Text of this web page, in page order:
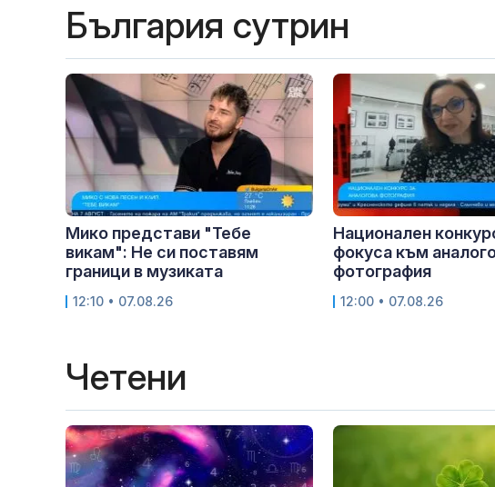
България сутрин
Мико представи "Тебе
викам": Не си поставям
граници в музиката
12:10 • 07.08.26
Национален
фокуса към
фотография
12:00 • 07.08.26
Четени